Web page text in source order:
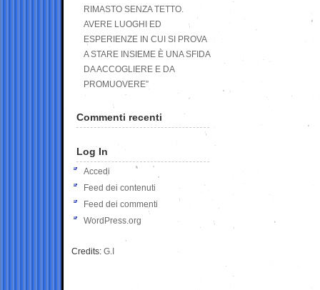
RIMASTO SENZA TETTO.
AVERE LUOGHI ED
ESPERIENZE IN CUI SI PROVA
A STARE INSIEME È UNA SFIDA
DA ACCOGLIERE E DA
PROMUOVERE”
Commenti recenti
Log In
Accedi
Feed dei contenuti
Feed dei commenti
WordPress.org
Credits: G.I